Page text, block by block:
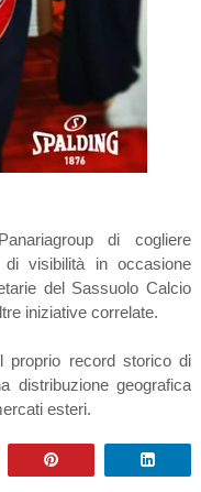
di cogliere
di visibilità in occasione
del Sassuolo Calcio
iniziative correlate.
proprio record storico di
distribuzione geografica
esteri.